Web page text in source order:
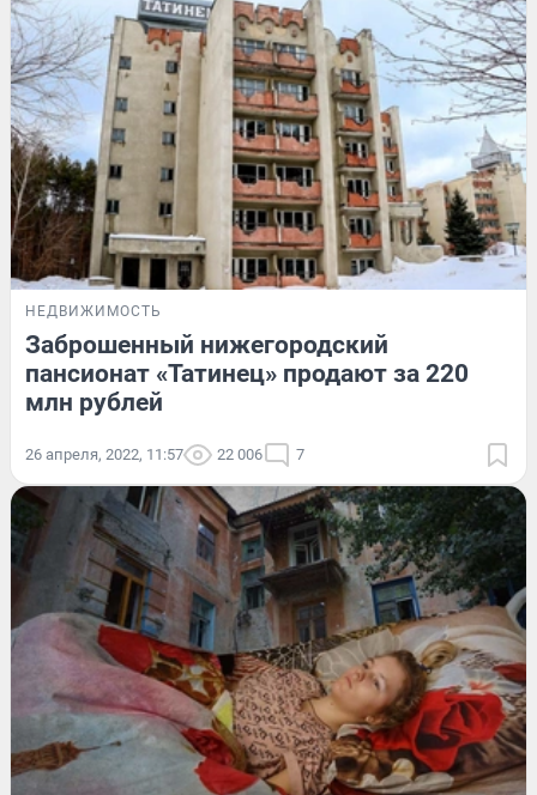
НЕДВИЖИМОСТЬ
Заброшенный нижегородский
пансионат «Татинец» продают за 220
млн рублей
26 апреля, 2022, 11:57 22 006 7